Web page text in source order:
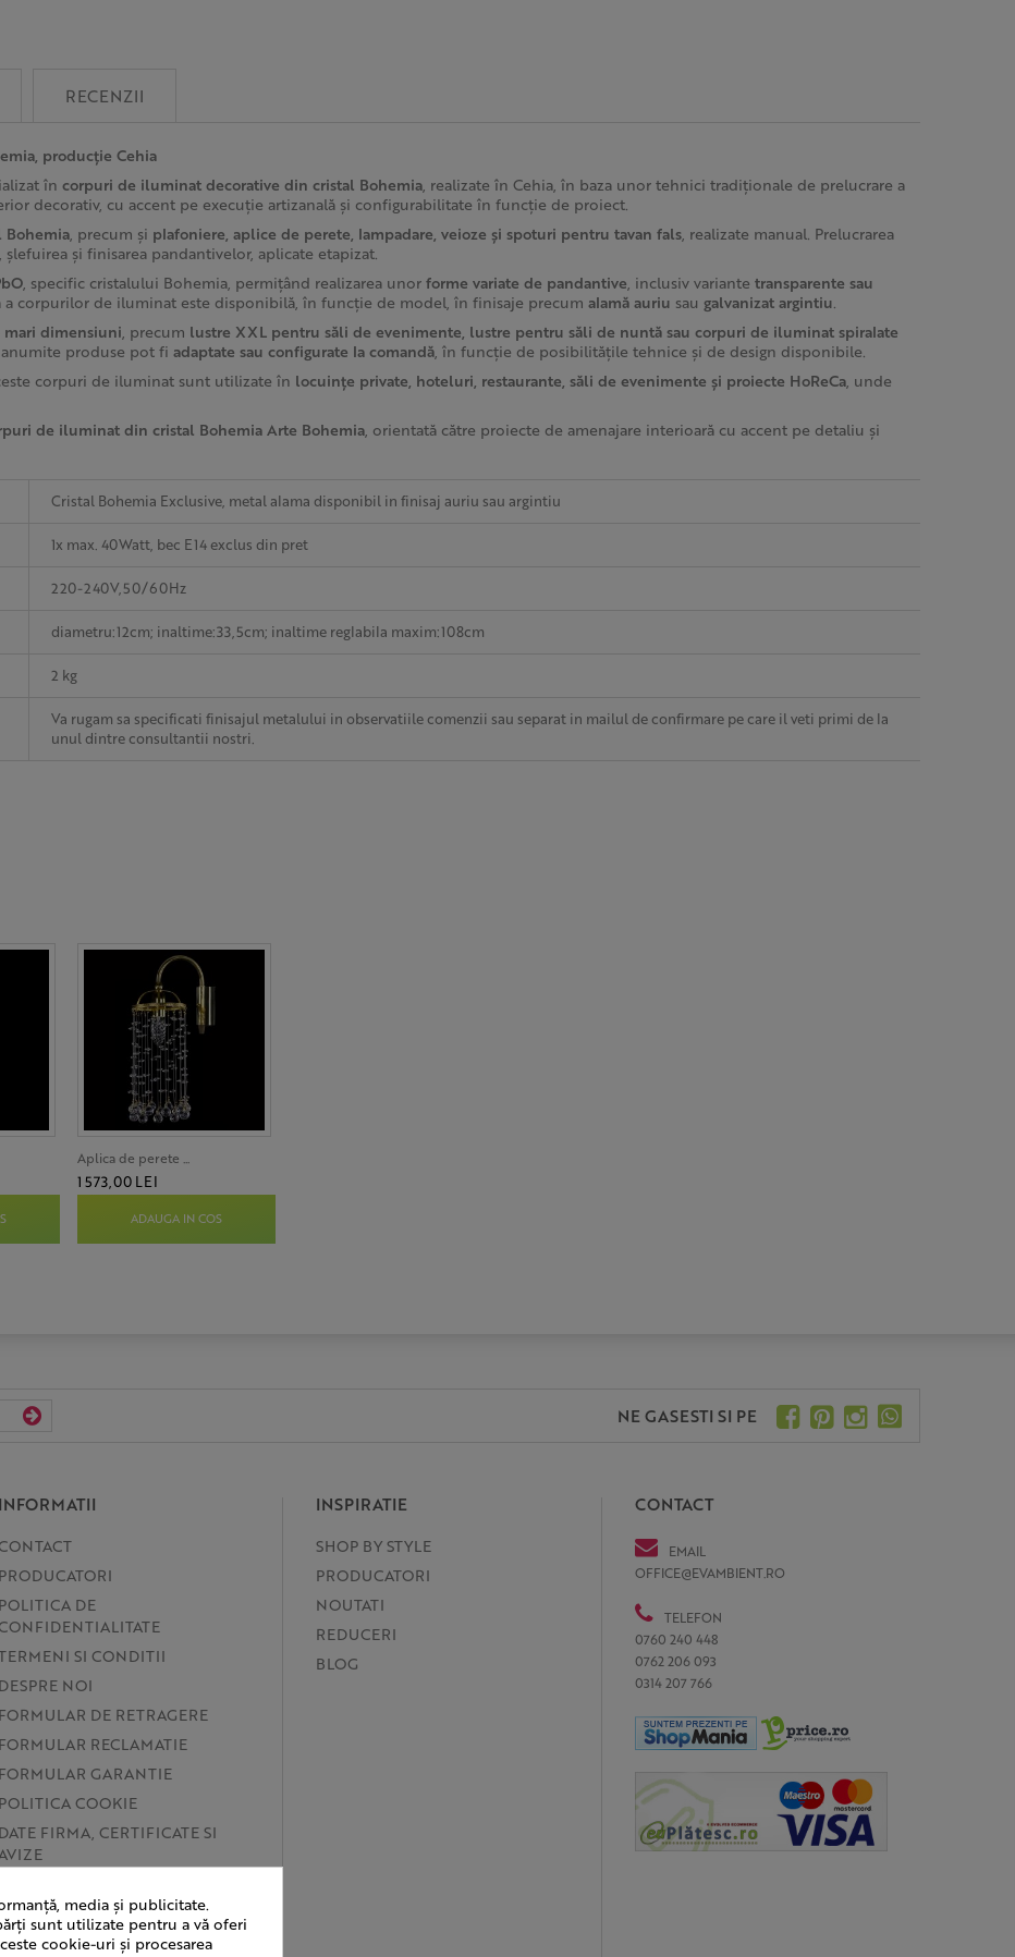
RECENZII
producție Cehia
în corpuri de iluminat decorative din cristal Bohemia , realizate în Cehia, în baza unor tehnici tradiționale de prelucrare a
decorativ, cu accent pe execuție artizanală și configurabilitate în funcție de proiect.
Bohemia , precum și plafoniere, aplice de perete, lampadare, veioze și spoturi pentru tavan fals , realizate manual. Prelucrarea
și finisarea pandantivelor, aplicate etapizat.
, specific cristalului Bohemia, permițând realizarea unor forme variate de pandantive , inclusiv variante transparente sau
a corpurilor de iluminat este disponibilă, în funcție de model, în finisaje precum alamă auriu sau galvanizat argintiu
dimensiuni , precum lustre XXL pentru săli de evenimente, lustre pentru săli de nuntă sau corpuri de iluminat spiralate
anumite produse pot fi adaptate sau configurate la comandă , în funcție de posibilitățile tehnice și de design disponibile.
corpuri de iluminat sunt utilizate în locuințe private, hoteluri, restaurante, săli de evenimente și proiecte HoReCa , unde
de iluminat din cristal Bohemia Arte Bohemia , orientată către proiecte de amenajare interioară cu accent pe detaliu și
Cristal Bohemia Exclusive, metal alama disponibil in finisaj auriu sau argintiu
1x max. 40Watt, bec E14 exclus din pret
220-240V,50/60Hz
diametru:12cm; inaltime:33,5cm; inaltime reglabila maxim:108cm
2 kg
Va rugam sa specificati finisajul metalului in observatiile comenzii sau separat in mailul de confirmare pe care il veti primi de la
unul dintre consultantii nostri.
Aplica de perete ...
1 573,00 LEI
ADAUGA IN COS
NE GASESTI SI PE
INFORMATII
PRODUCATORI
POLITICA DE
SI CONDITII
DESPRE NOI
FORMULAR DE RETRAGERE
FORMULAR RECLAMATIE
FORMULAR GARANTIE
POLITICA COOKIE
DATE FIRMA, CERTIFICATE SI
AVIZE
/ANPC
INSPIRATIE
SHOP BY STYLE
PRODUCATORI
NOUTATI
REDUCERI
BLOG
CONTACT
EMAIL
OFFICE@EVAMBIENT.RO
TELEFON
0760 240 448
0762 206 093
0314 207 766
media și publicitate.
sunt utilizate pentru a vă oferi
cookie-uri și procesarea